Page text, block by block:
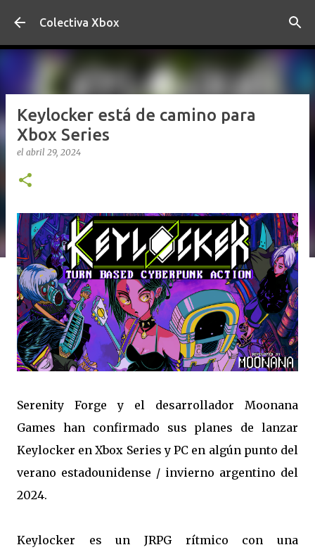
Ir al contenido principal
Colectiva Xbox
Keylocker está de camino para
Xbox Series
el abril 29, 2024
Serenity Forge y el desarrollador Moonana
Games han confirmado sus planes de lanzar
Keylocker en Xbox Series y PC en algún punto del
verano estadounidense / invierno argentino del
2024.
Keylocker es un JRPG rítmico con una